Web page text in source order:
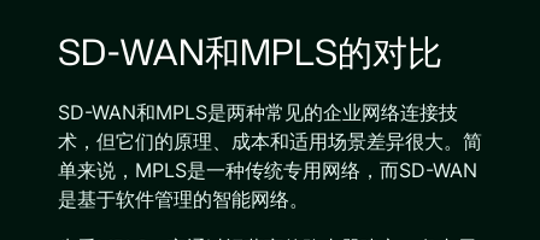
SD-WAN和MPLS的对比
SD-WAN和MPLS是两种常见的企业网络连接技
术，但它们的原理、成本和适用场景差异很大。简
单来说，MPLS是一种传统专用网络，而SD-WAN
是基于软件管理的智能网络。